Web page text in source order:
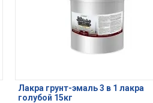
Лакра грунт-эмаль 3 в 1 лакра
голубой 15кг